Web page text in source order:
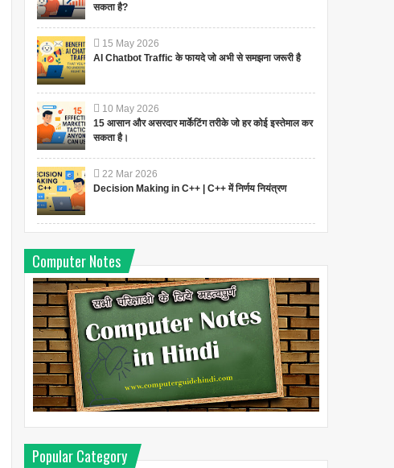
सकता है?
15 May 2026
AI Chatbot Traffic के फायदे जो अभी से समझना जरूरी है
10 May 2026
15 आसान और असरदार मार्केटिंग तरीके जो हर कोई इस्तेमाल कर
सकता है।
22 Mar 2026
Decision Making in C++ | C++ में निर्णय नियंत्रण
Computer Notes
Popular Category